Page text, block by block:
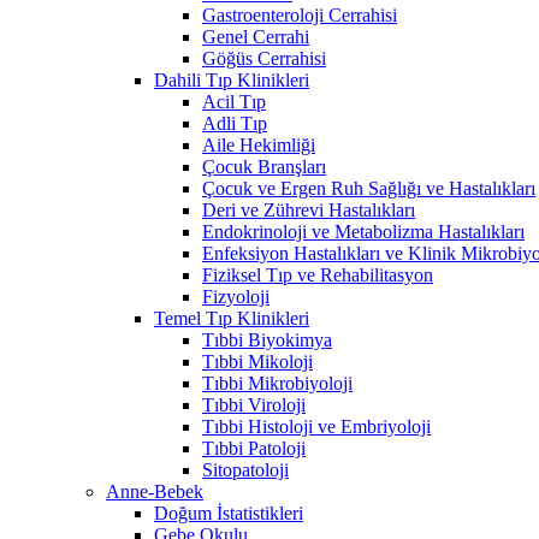
Gastroenteroloji Cerrahisi
Genel Cerrahi
Göğüs Cerrahisi
Dahili Tıp Klinikleri
Acil Tıp
Adli Tıp
Aile Hekimliği
Çocuk Branşları
Çocuk ve Ergen Ruh Sağlığı ve Hastalıkları
Deri ve Zührevi Hastalıkları
Endokrinoloji ve Metabolizma Hastalıkları
Enfeksiyon Hastalıkları ve Klinik
Fiziksel Tıp ve Rehabilitasyon
Fizyoloji
Temel Tıp Klinikleri
Tıbbi Biyokimya
Tıbbi Mikoloji
Tıbbi Mikrobiyoloji
Tıbbi Viroloji
Tıbbi Histoloji ve Embriyoloji
Tıbbi Patoloji
Sitopatoloji
Anne-Bebek
Doğum İstatistikleri
Gebe Okulu